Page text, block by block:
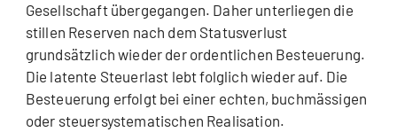
Gesellschaft übergegangen. Daher unterliegen die
stillen Reserven nach dem Statusverlust
grundsätzlich wieder der ordentlichen Besteuerung.
Die latente Steuerlast lebt folglich wieder auf. Die
Besteuerung erfolgt bei einer echten, buchmässigen
oder steuersystematischen Realisation.